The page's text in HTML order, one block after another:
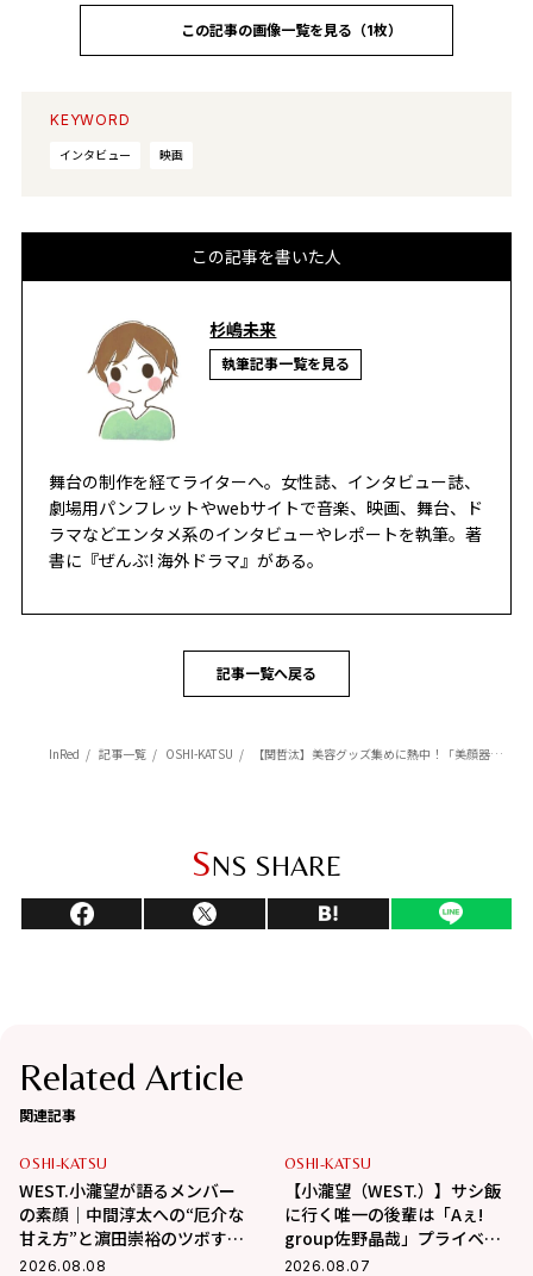
この記事の画像一覧を見る（1枚）
KEYWORD
インタビュー
映画
この記事を書いた人
杉嶋未来
執筆記事一覧を見る
舞台の制作を経てライターへ。女性誌、インタビュー誌、
劇場用パンフレットやwebサイトで音楽、映画、舞台、ド
ラマなどエンタメ系のインタビューやレポートを執筆。著
書に『ぜんぶ! 海外ドラマ』がある。
記事一覧へ戻る
InRed 記事一覧 OSHI-KATSU 【関哲汰】美容グッズ集めに熱中！「美顔器やスチーマーを使って、夜にパックしながらスキンケアをしています」
SNS SHARE
Related Article
関連記事
OSHI-KATSU
WEST.小瀧望が語るメンバー
の素顔｜中間淳太への“厄介な
甘え方”と濵田崇裕のツボすぎ
る言動
2026.08.08
OSHI-KATSU
【小瀧望（WEST.）】サシ飯
に行く唯一の後輩は「Aぇ!
group佐野晶哉」プライベー
トな交友録を告白
2026.08.07